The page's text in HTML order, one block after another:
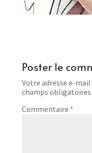
Poster le
Votre adresse e-
champs obligatoires
Commentaire *